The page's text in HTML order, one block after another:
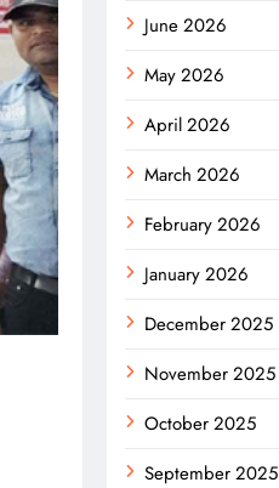
June 2026
May 2026
April 2026
March 2026
February 2026
January 2026
December 2025
November 2025
October 2025
September 2025